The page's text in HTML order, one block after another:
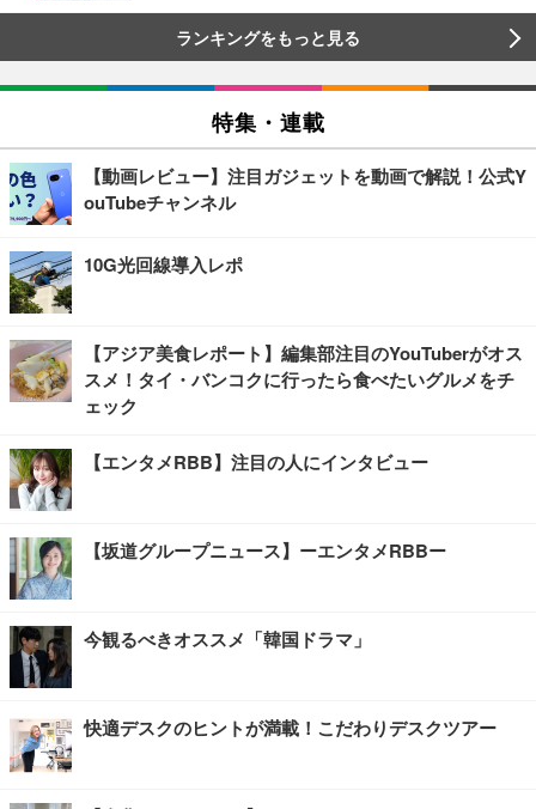
ランキングをもっと見る
特集・連載
【動画レビュー】注目ガジェットを動画で解説！公式Y
ouTubeチャンネル
10G光回線導入レポ
【アジア美食レポート】編集部注目のYouTuberがオス
スメ！タイ・バンコクに行ったら食べたいグルメをチ
ェック
【エンタメRBB】注目の人にインタビュー
【坂道グループニュース】ーエンタメRBBー
今観るべきオススメ「韓国ドラマ」
快適デスクのヒントが満載！こだわりデスクツアー